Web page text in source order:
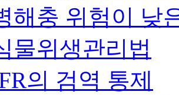
해충 위험이 낮
물위생관리법
의 검역 통제